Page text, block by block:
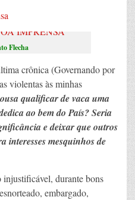
Flecha
crônica (Governando por
violentas às minhas
qualificar de vaca uma
ao bem do País? Seria
e deixar que outros
interesses mesquinhos de
injustificável, durante bons
embargado,